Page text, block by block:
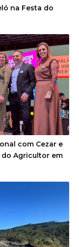
na Festa do
com Cezar e
do Agricultor em